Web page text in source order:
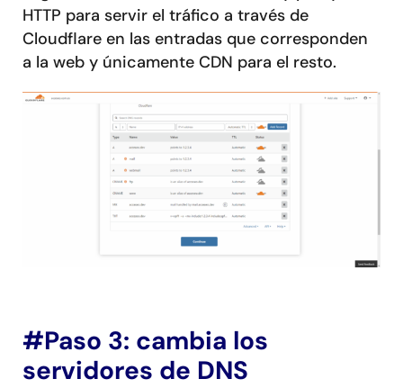
HTTP para servir el tráfico a través de
Cloudflare en las entradas que corresponden
a la web y únicamente CDN para el resto.
#Paso 3: cambia los
servidores de DNS